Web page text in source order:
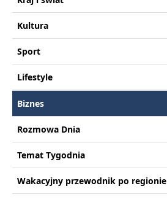
Kultura
Sport
Lifestyle
Biznes
Rozmowa Dnia
Temat Tygodnia
Wakacyjny przewodnik po regionie